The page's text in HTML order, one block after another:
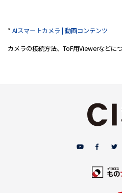
* AIスマートカメラ | 動画コンテンツ
カメラの接続方法、ToF用Viewerなどに